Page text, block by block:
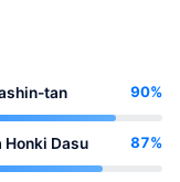
tan 90%
Honki Dasu 87%